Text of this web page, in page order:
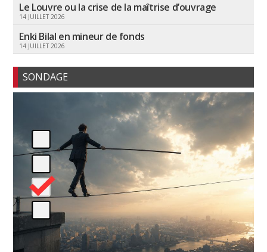
Le Louvre ou la crise de la maîtrise d’ouvrage
14 JUILLET 2026
Enki Bilal en mineur de fonds
14 JUILLET 2026
SONDAGE